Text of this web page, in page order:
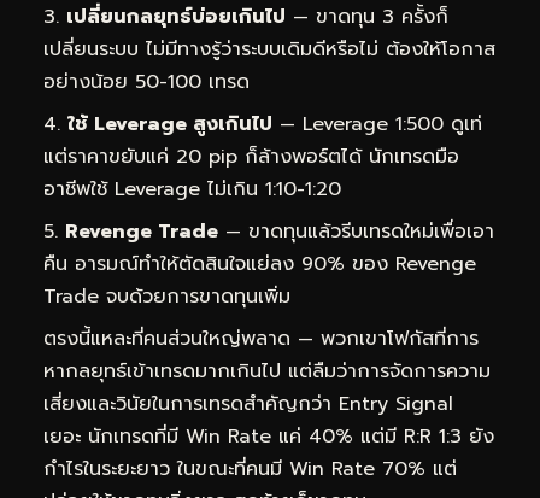
เปลี่ยนกลยุทธ์บ่อยเกินไป — ขาดทุน 3 ครั้งก็
เปลี่ยนระบบ ไม่มีทางรู้ว่าระบบเดิมดีหรือไม่ ต้องให้โอกาส
อย่างน้อย 50-100 เทรด
ใช้ Leverage สูงเกินไป — Leverage 1:500 ดูเท่
แต่ราคาขยับแค่ 20 pip ก็ล้างพอร์ตได้ นักเทรดมือ
อาชีพใช้ Leverage ไม่เกิน 1:10-1:20
Revenge Trade — ขาดทุนแล้วรีบเทรดใหม่เพื่อเอา
คืน อารมณ์ทำให้ตัดสินใจแย่ลง 90% ของ Revenge
Trade จบด้วยการขาดทุนเพิ่ม
ตรงนี้แหละที่คนส่วนใหญ่พลาด — พวกเขาโฟกัสที่การ
หากลยุทธ์เข้าเทรดมากเกินไป แต่ลืมว่าการจัดการความ
เสี่ยงและวินัยในการเทรดสำคัญกว่า Entry Signal
เยอะ นักเทรดที่มี Win Rate แค่ 40% แต่มี R:R 1:3 ยัง
กำไรในระยะยาว ในขณะที่คนมี Win Rate 70% แต่